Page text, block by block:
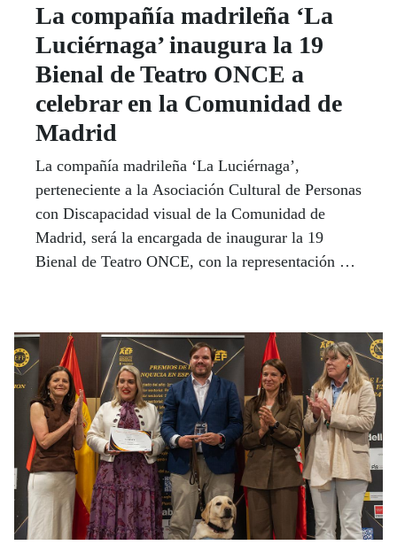
La compañía madrileña ‘La
Luciérnaga’ inaugura la 19
Bienal de Teatro ONCE a
celebrar en la Comunidad de
Madrid
La compañía madrileña ‘La Luciérnaga’,
perteneciente a la Asociación Cultural de Personas
con Discapacidad visual de la Comunidad de
Madrid, será la encargada de inaugurar la 19
Bienal de Teatro ONCE, con la representación de